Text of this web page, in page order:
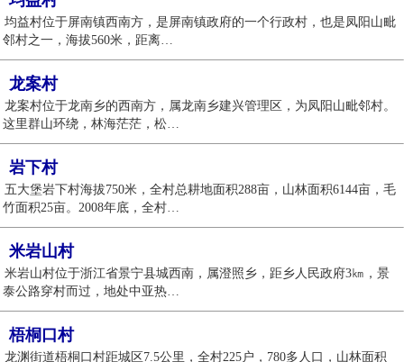
均益村位于屏南镇西南方，是屏南镇政府的一个行政村，也是凤阳山毗
邻村之一，海拔560米，距离…
龙案村
龙案村位于龙南乡的西南方，属龙南乡建兴管理区，为凤阳山毗邻村。
这里群山环绕，林海茫茫，松…
岩下村
五大堡岩下村海拔750米，全村总耕地面积288亩，山林面积6144亩，毛
竹面积25亩。2008年底，全村…
米岩山村
米岩山村位于浙江省景宁县城西南，属澄照乡，距乡人民政府3㎞，景
泰公路穿村而过，地处中亚热…
梧桐口村
龙渊街道梧桐口村距城区7.5公里，全村225户，780多人口，山林面积